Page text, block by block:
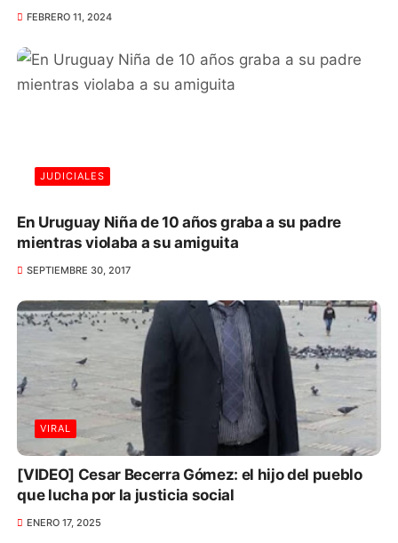
FEBRERO 11, 2024
JUDICIALES
En Uruguay Niña de 10 años graba a su padre
mientras violaba a su amiguita
SEPTIEMBRE 30, 2017
VIRAL
[VIDEO] Cesar Becerra Gómez: el hijo del pueblo
que lucha por la justicia social
ENERO 17, 2025